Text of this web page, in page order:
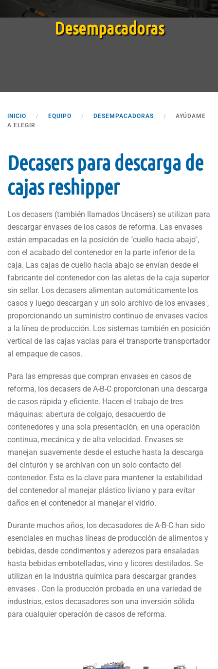
Desempacadoras
INICIO EQUIPO DESEMPACADORAS
AYÚDAME
A ELEGIR
Decasers para descarga de
cajas reshipper
Los decasers (también llamados Uncásers) se utilizan para
descargar envases de los casos de reforma. Las envases
están empacadas en la posición de "cuello hacia abajo",
con el acabado del contenedor en la parte inferior de la
caja. Las cajas de cuello hacia abajo se envían desde el
fabricante del contenedor con las aletas de la caja superior
sin sellar. Los decasers alimentan automáticamente los
casos y luego descargan y un solo archivo de los envases ,
proporcionando un suministro continuo de envases vacíos
a la línea de producción. Los sistemas también en posición
vertical de las cajas vacías para el transporte transportador
al empaque de casos.
Para las empresas que compran envases en casos de
reforma, los decasers de A-B-C proporcionan una descarga
de casos rápida y eficiente. Hacen el trabajo de tres
máquinas: abertura de colgajo, desacuerdo de
contenedores y una sola presentación, en una operación
continua, mecánica y de alta velocidad. Envases se
manejan suavemente desde el estuche hasta la descarga
del cinturón y se archivan con un solo contacto del
contenedor. Esta es la clave para mantener la estabilidad
del contenedor al manejar plástico liviano y para evitar
daños en el contenedor al manejar el vidrio.
Durante muchos años, los decasadores de A-B-C han sido
esenciales en muchas líneas de producción de alimentos y
bebidas, desde condimentos y aderezos para ensaladas
hasta bebidas embotelladas, vino y licores destilados. Se
utilizan en la industria química para descargar grandes
envases . Con la producción probada en una variedad de
industrias, estos decasadores son una inversión sólida
para cualquier operación de casos de reforma.